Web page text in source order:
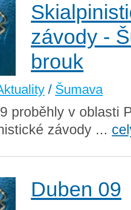
závody -
brouk
/ Šumava
proběhly v oblasti
závody ...
Duben 09